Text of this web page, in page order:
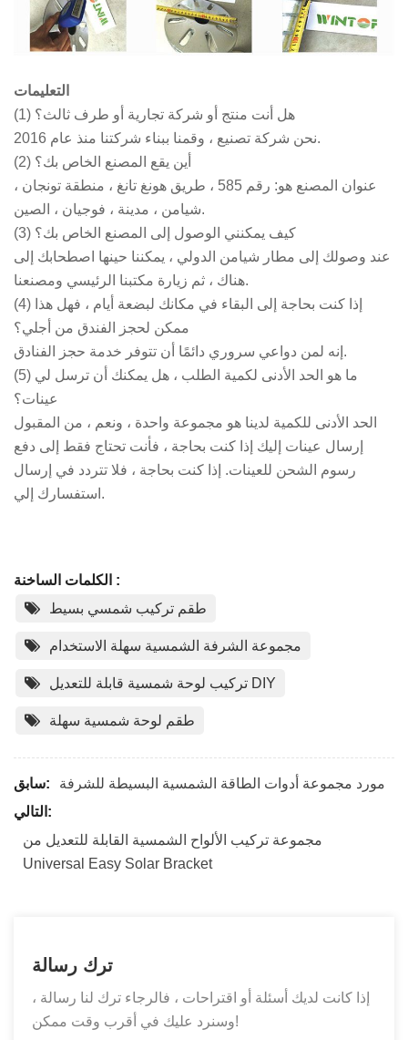
التعليمات
(1) هل أنت منتج أو شركة تجارية أو طرف ثالث؟
نحن شركة تصنيع ، وقمنا ببناء شركتنا منذ عام 2016.
(2) أين يقع المصنع الخاص بك؟
عنوان المصنع هو: رقم 585 ، طريق هونغ تانغ ، منطقة تونجان ،
شيامن ، مدينة ، فوجيان ، الصين.
(3) كيف يمكنني الوصول إلى المصنع الخاص بك؟
عند وصولك إلى مطار شيامن الدولي ، يمكننا حينها اصطحابك إلى
هناك ، ثم زيارة مكتبنا الرئيسي ومصنعنا.
(4) إذا كنت بحاجة إلى البقاء في مكانك لبضعة أيام ، فهل هذا
ممكن لحجز الفندق من أجلي؟
إنه لمن دواعي سروري دائمًا أن تتوفر خدمة حجز الفنادق.
(5) ما هو الحد الأدنى لكمية الطلب ، هل يمكنك أن ترسل لي
عينات؟
الحد الأدنى للكمية لدينا هو مجموعة واحدة ، ونعم ، من المقبول
إرسال عينات إليك إذا كنت بحاجة ، فأنت تحتاج فقط إلى دفع
رسوم الشحن للعينات. إذا كنت بحاجة ، فلا تتردد في إرسال
استفسارك إلي.
الكلمات الساخنة :
طقم تركيب شمسي بسيط
مجموعة الشرفة الشمسية سهلة الاستخدام
تركيب لوحة شمسية قابلة للتعديل DIY
طقم لوحة شمسية سهلة
سابق:
مورد مجموعة أدوات الطاقة الشمسية البسيطة للشرفة
التالي:
مجموعة تركيب الألواح الشمسية القابلة للتعديل من
Universal Easy Solar Bracket
ترك رسالة
إذا كانت لديك أسئلة أو اقتراحات ، فالرجاء ترك لنا رسالة ،
وسنرد عليك في أقرب وقت ممكن!